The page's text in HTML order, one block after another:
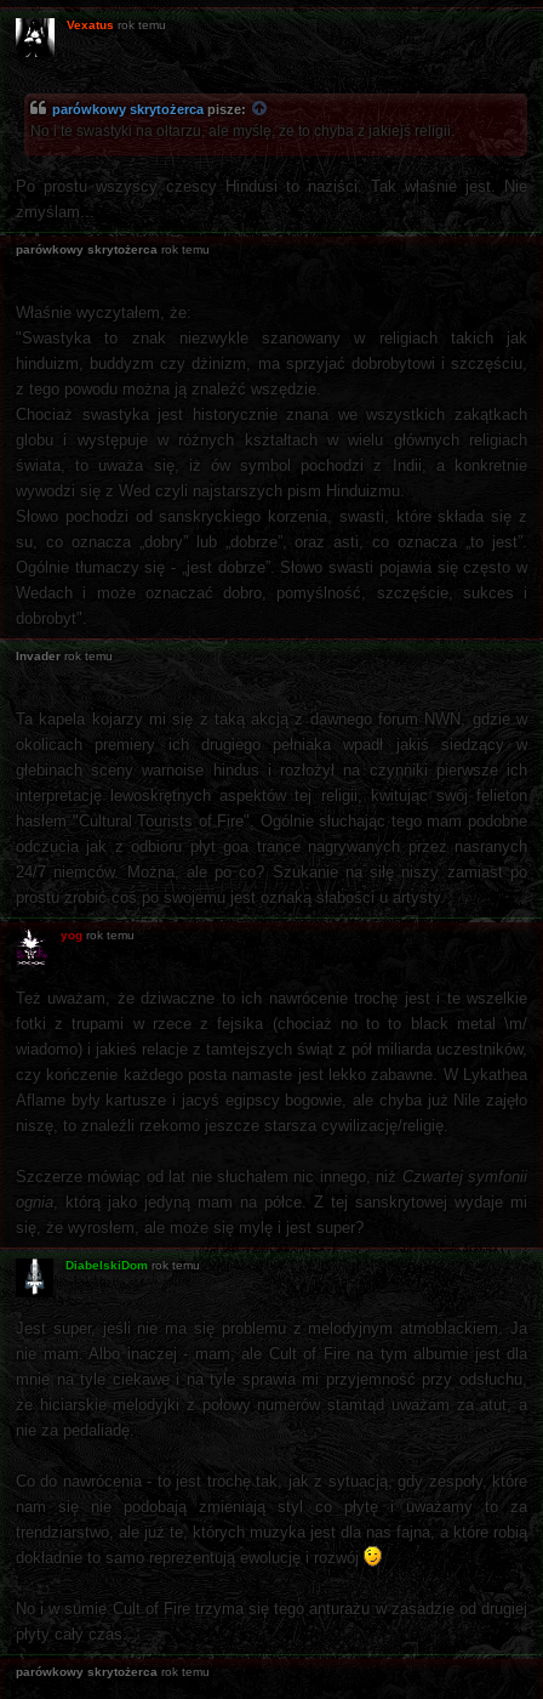
Vexatus rok temu
parówkowy skrytożercapisze:
No i te swastyki na ołtarzu, ale myślę, że to chyba z jakiejś religii.
Po prostu wszyscy czescy Hindusi to naziści. Tak właśnie jest. Nie
zmyślam...
parówkowy skrytożerca rok temu
Właśnie wyczytałem, że:
"Swastyka to znak niezwykle szanowany w religiach takich jak
hinduizm, buddyzm czy dżinizm, ma sprzyjać dobrobytowi i szczęściu,
z tego powodu można ją znaleźć wszędzie.
Chociaż swastyka jest historycznie znana we wszystkich zakątkach
globu i występuje w różnych kształtach w wielu głównych religiach
świata, to uważa się, iż ów symbol pochodzi z Indii, a konkretnie
wywodzi się z Wed czyli najstarszych pism Hinduizmu.
Słowo pochodzi od sanskryckiego korzenia, swasti, które składa się z
su, co oznacza „dobry” lub „dobrze”, oraz asti, co oznacza „to jest”.
Ogólnie tłumaczy się - „jest dobrze”. Słowo swasti pojawia się często w
Wedach i może oznaczać dobro, pomyślność, szczęście, sukces i
dobrobyt".
Invader rok temu
Ta kapela kojarzy mi się z taką akcją z dawnego forum NWN, gdzie w
okolicach premiery ich drugiego pełniaka wpadł jakiś siedzący w
głebinach sceny warnoise hindus i rozłożył na czynniki pierwsze ich
interpretację lewoskrętnych aspektów tej religii, kwitując swój felieton
hasłem "Cultural Tourists of Fire". Ogólnie słuchając tego mam podobne
odczucia jak z odbioru płyt goa trance nagrywanych przez nasranych
24/7 niemców. Można, ale po co? Szukanie na siłę niszy zamiast po
prostu zrobić coś po swojemu jest oznaką słabości u artysty.
yog rok temu
Też uważam, że dziwaczne to ich nawrócenie trochę jest i te wszelkie
fotki z trupami w rzece z fejsika (chociaż no to to black metal \m/
wiadomo) i jakieś relacje z tamtejszych świąt z pół miliarda uczestników,
czy kończenie każdego posta namaste jest lekko zabawne. W Lykathea
Aflame były kartusze i jacyś egipscy bogowie, ale chyba już Nile zajęło
niszę, to znaleźli rzekomo jeszcze starsza cywilizację/religię.
Szczerze mówiąc od lat nie słuchałem nic innego, niż Czwartej symfonii
ognia , którą jako jedyną mam na półce. Z tej sanskrytowej wydaje mi
się, że wyrosłem, ale może się mylę i jest super?
DiabelskiDom rok temu
Jest super, jeśli nie ma się problemu z melodyjnym atmoblackiem. Ja
nie mam. Albo inaczej - mam, ale Cult of Fire na tym albumie jest dla
mnie na tyle ciekawe i na tyle sprawia mi przyjemność przy odsłuchu,
że hiciarskie melodyjki z połowy numerów stamtąd uważam za atut, a
nie za pedaliadę.
Co do nawrócenia - to jest trochę tak, jak z sytuacją, gdy zespoły, które
nam się nie podobają zmieniają styl co płytę i uważamy to za
trendziarstwo, ale już te, których muzyka jest dla nas fajna, a które robią
dokładnie to samo reprezentują ewolucję i rozwój
No i w sumie Cult of Fire trzyma się tego anturażu w zasadzie od drugiej
płyty cały czas.
parówkowy skrytożerca rok temu